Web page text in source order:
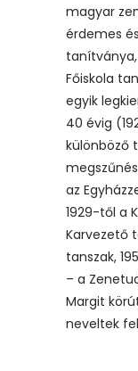
magyar
érdemes
Főiskola
egyik
40 évig
különböző
az
1929-től a
Karvezető
tanszak,
– a
Margit
neveltek